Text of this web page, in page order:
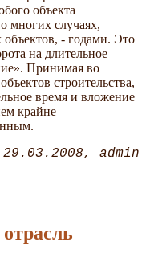
объекта
многих случаях,
объектов, - годами. Это
на длительное
Принимая во
строительства,
время и вложение
крайне
29.03.2008 admin
отрасль